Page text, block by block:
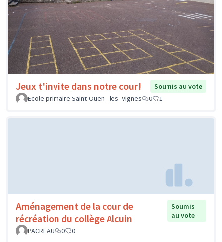
Jeux t'invite dans notre cour!
Soumis au vote
Ecole primaire Saint-Ouen - les -Vignes
0 1
Aménagement de la cour de
récréation du collège Alcuin
Soumis
au vote
PACREAU
0 0